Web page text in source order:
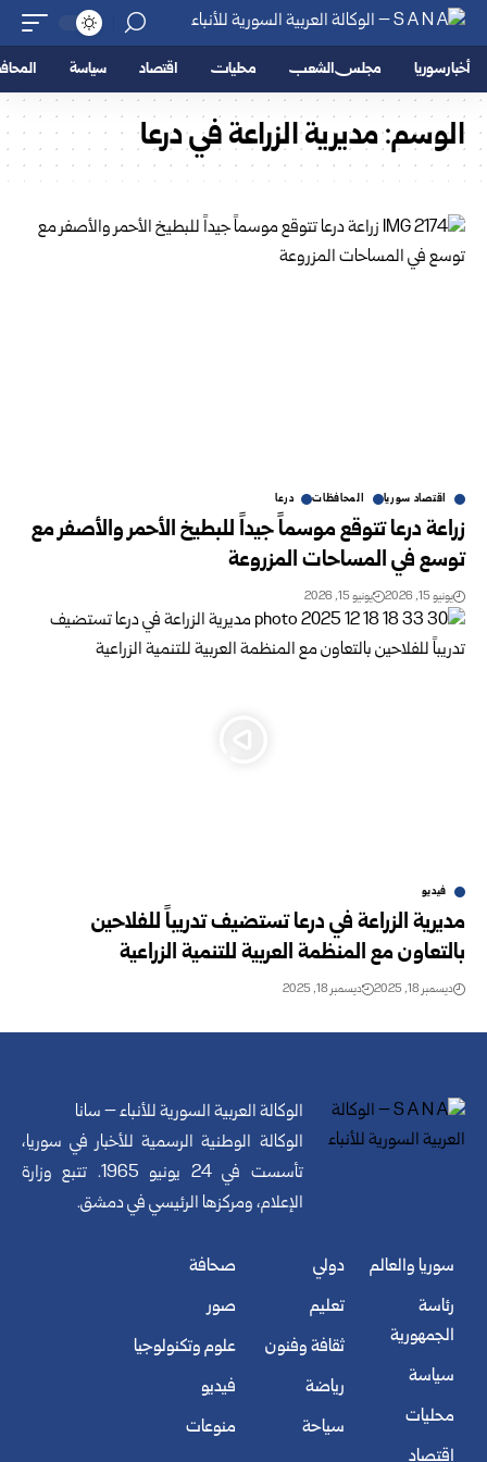
أخبار سوريا مجلس الشعب محليات اقتصاد سياسة
الوسم:مديرية الزراعة في درعا
اقتصاد سوريا المحافظات درعا
زراعة درعا تتوقع موسماً جيداً للبطيخ الأحمر والأصفر مع
توسع في المساحات المزروعة
يونيو 15, 2026 يونيو 15, 2026
فيديو
مديرية الزراعة في درعا تستضيف تدريباً للفلاحين
بالتعاون مع المنظمة العربية للتنمية الزراعية
ديسمبر 18, 2025 ديسمبر 18, 2025
الوكالة العربية السورية للأنباء – سانا
الوكالة الوطنية الرسمية للأخبار في سوريا،
تأسست في 24 يونيو 1965. تتبع وزارة
الإعلام، ومركزها الرئيسي في دمشق.
سوريا والعالم
رئاسة
الجمهورية
سياسة
محليات
اقتصاد
دولي
تعليم
ثقافة وفنون
رياضة
سياحة
صحافة
صور
علوم وتكنولوجيا
فيديو
منوعات